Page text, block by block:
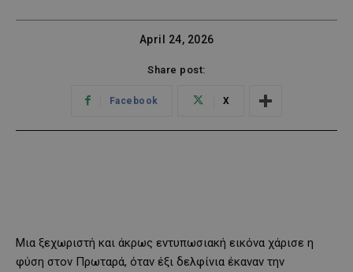
April 24, 2026
Share post:
Facebook X
Μια ξεχωριστή και άκρως εντυπωσιακή εικόνα χάρισε η
φύση στον Πρωταρά, όταν έξι δελφίνια έκαναν την